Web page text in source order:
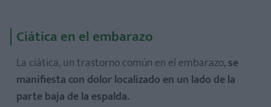
Ciática en el embarazo
La ciática, un trastorno común en el embarazo,se
manifiesta con dolor localizado en un lado de la
parte baja de la espalda.